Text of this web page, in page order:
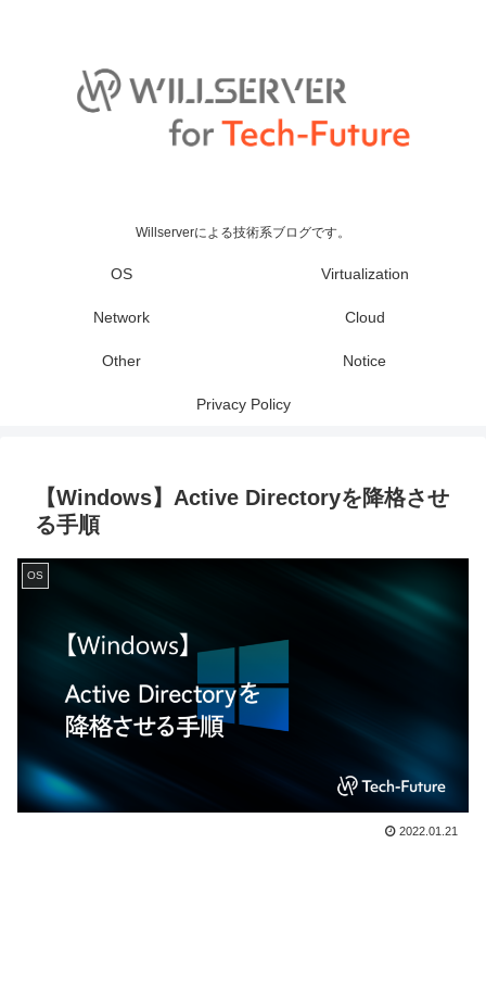
Willserverによる技術系ブログです。
OS Virtualization
Network Cloud
Other Notice
Privacy Policy
【Windows】Active Directoryを降格させ
る手順
OS
2022.01.21